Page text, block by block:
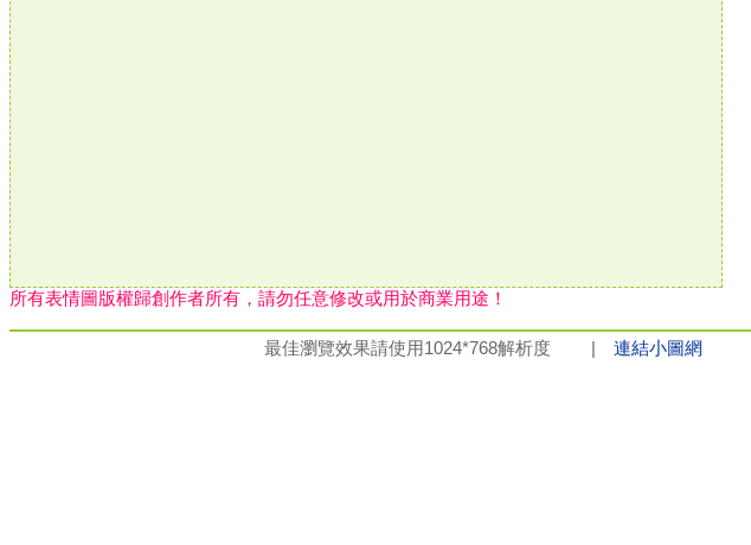
所有表情圖版權歸創作者所有，請勿任意修改或用於商業用途！
最佳瀏覽效果請使用1024*768解析度 | 連結小圖網